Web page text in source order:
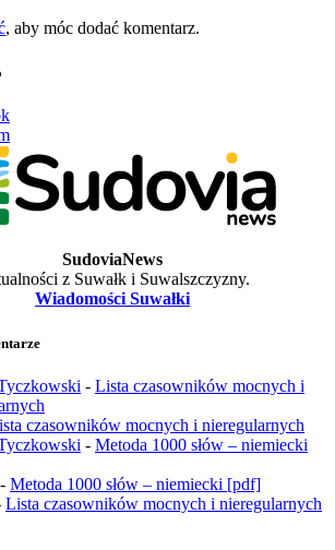
, aby móc dodać komentarz.
SudoviaNews
z Suwałk i Suwalszczyzny.
Wiadomości Suwałki
- Lista czasowników mocnych i
czasowników mocnych i nieregularnych
- Metoda 1000 słów – niemiecki
- Metoda 1000 słów – niemiecki [pdf]
Lista czasowników mocnych i nieregularnych